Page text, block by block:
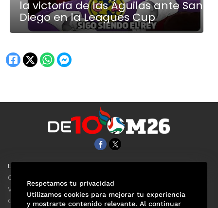
la victoria de las Águilas ante San
Diego en la Leagues Cup
EL UNIVERSAL
Clase
ViveUSA
Confabulario
Respetamos tu privacidad
Utilizamos cookies para mejorar tu experiencia
y mostrarte contenido relevante. Al continuar